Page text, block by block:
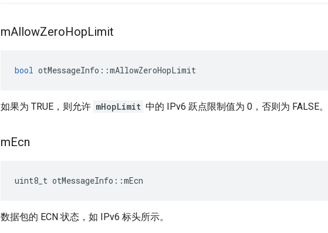
mAllowZeroHopLimit
bool otMessageInfo ::mAllowZeroHopLimit
如果为 TRUE，则允许 mHopLimit 中的 IPv6 跃点限制值为 0，否则为 FALSE。
mEcn
uint8_t otMessageInfo ::mEcn
数据包的 ECN 状态，如 IPv6 标头所示。